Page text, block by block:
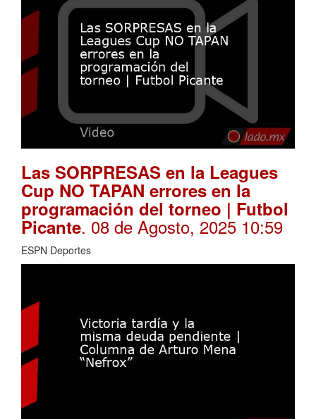
Las SORPRESAS en la Leagues
Cup NO TAPAN errores en la
programación del torneo | Futbol
Picante. 08 de Agosto, 2025 10:59
ESPN Deportes